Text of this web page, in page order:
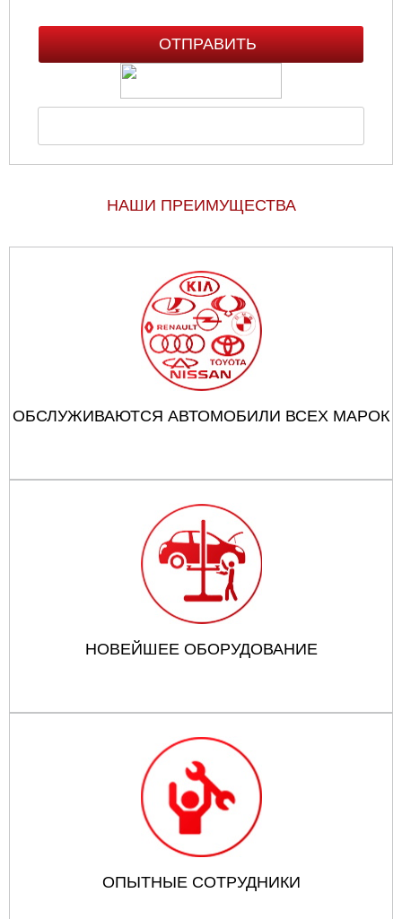
НАШИ ПРЕИМУЩЕСТВА
ОБСЛУЖИВАЮТСЯ АВТОМОБИЛИ ВСЕХ МАРОК
НОВЕЙШЕЕ ОБОРУДОВАНИЕ
ОПЫТНЫЕ СОТРУДНИКИ